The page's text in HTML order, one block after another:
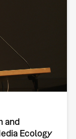
and
Ecology